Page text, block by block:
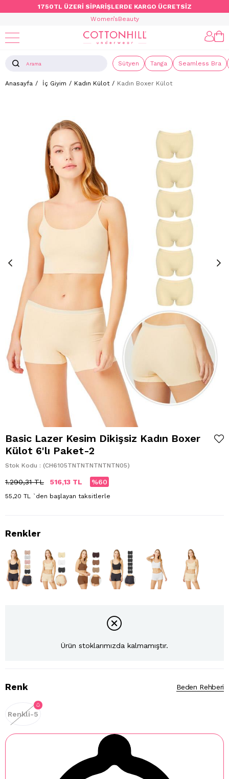
1750TL ÜZERİ SİPARİŞLERDE KARGO ÜCRETSİZ
Women’sBeauty
Sütyen Tanga Seamless Bra
Anasayfa İç Giyim Kadın Külot Kadın Boxer Külot
Basic Lazer Kesim Dikişsiz Kadın Boxer
Külot 6'lı Paket-2
Stok Kodu (CH6105TNTNTNTNTNTN05)
1.290,31 TL 516,13 TL 60
55,20 TL `den başlayan taksitlerle
Ürün stoklarımızda kalmamıştır.
Renk
Renkli-5
Beden Rehberi